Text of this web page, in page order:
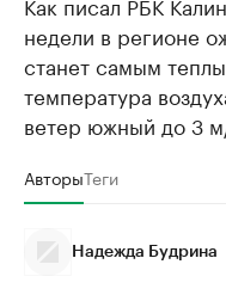
недели в регионе
станет самым
температура
ветер южный до 3
АвторыТеги
Надежда Будрина